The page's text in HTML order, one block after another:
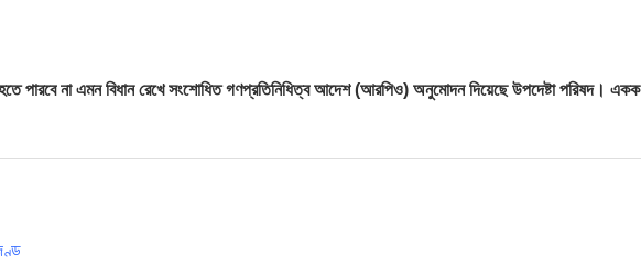
পারবে না এমন বিধান রেখে সংশোধিত গণপ্রতিনিধিত্ব আদেশ (আরপিও) অনুমোদন দিয়েছে উপদেষ্টা পরিষদ। একক